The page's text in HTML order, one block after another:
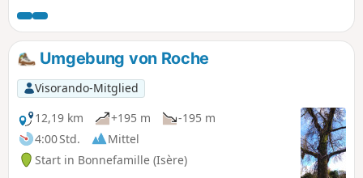
Umgebung von Roche
Visorando-Mitglied
12,19 km
+195 m
-195 m
4:00 Std.
Mittel
Start in Bonnefamille (Isère)